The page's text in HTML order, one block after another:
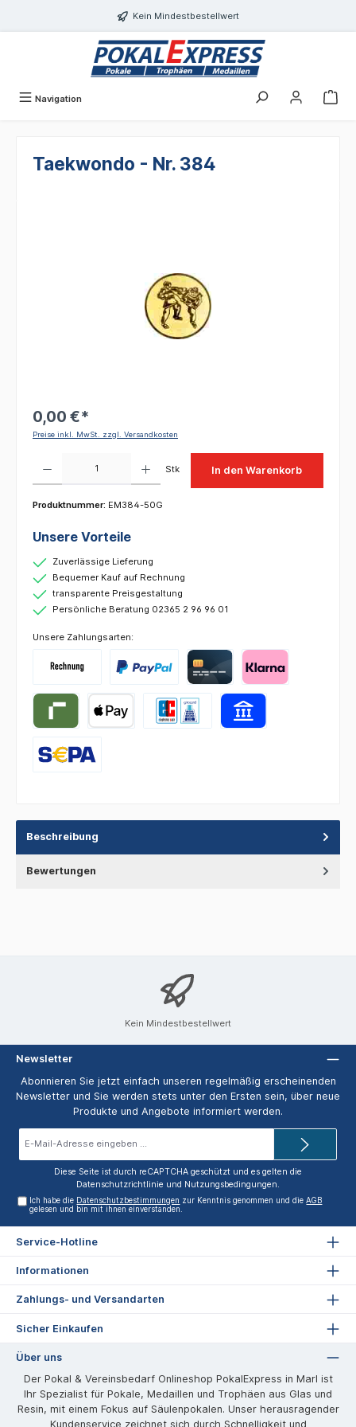
Kein Mindestbestellwert
Navigation
Taekwondo - Nr. 384
0,00 €*
Preise inkl. MwSt. zzgl. Versandkosten
Stk In den Warenkorb
Produktnummer: EM384-50G
Unsere Vorteile
Zuverlässige Lieferung
Bequemer Kauf auf Rechnung
transparente Preisgestaltung
Persönliche Beratung 02365 2 96 96 01
Unsere Zahlungsarten:
Beschreibung
Bewertungen
Kein Mindestbestellwert
Newsletter
Abonnieren Sie jetzt einfach unseren regelmäßig erscheinenden
Newsletter und Sie werden stets unter den Ersten sein, über neue
Produkte und Angebote informiert werden.
Diese Seite ist durch reCAPTCHA geschützt und es gelten die
Datenschutzrichtlinie und Nutzungsbedingungen.
Ich habe die Datenschutzbestimmungen zur Kenntnis genommen und dieAGB
gelesen und bin mit ihnen einverstanden.
Service-Hotline
Informationen
Zahlungs- und Versandarten
Sicher Einkaufen
Über uns
Der Pokal & Vereinsbedarf Onlineshop PokalExpress in Marl ist
Ihr Spezialist für Pokale, Medaillen und Trophäen aus Glas und
Resin, mit einem Fokus auf Säulenpokalen. Unser herausragender
Kundenservice zeichnet sich durch Schnelligkeit und